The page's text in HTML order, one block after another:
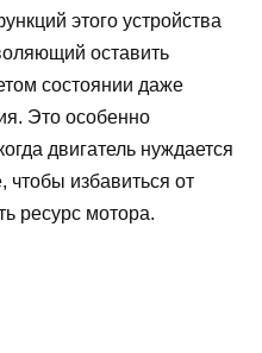
этого устройства
оставить
состоянии даже
Это особенно
двигатель нуждается
чтобы избавиться от
ресурс мотора.